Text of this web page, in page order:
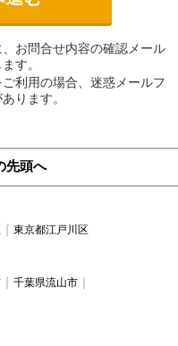
お問合せ内容の確認メール
す。
利用の場合、迷惑メールフ
ります。
先頭へ
東京都江戸川区
千葉県流山市